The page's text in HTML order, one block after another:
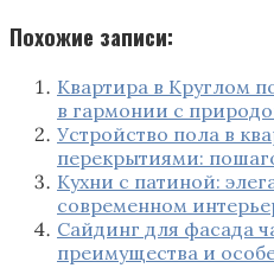
Похожие записи:
Квартира в Круглом
в гармонии с
Устройство пола в
перекрытиями:
Кухни с патиной:
современном
Сайдинг для фасада
преимущества и